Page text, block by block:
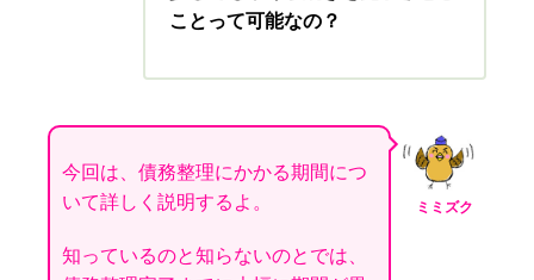
ことって可能なの？
ミミズク
今回は、債務整理にかかる期間につ
いて詳しく説明するよ。
知っているのと知らないのとでは、